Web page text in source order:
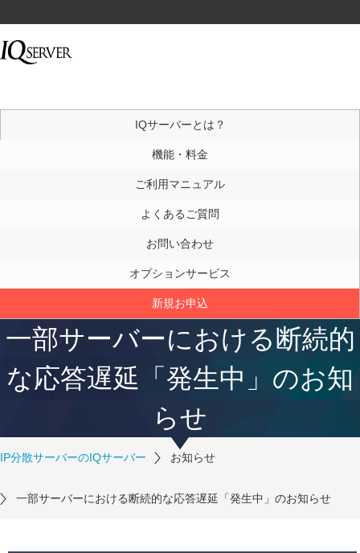
IQサーバーとは？
機能・料金
ご利用マニュアル
よくあるご質問
お問い合わせ
オプションサービス
新規お申込
一部サーバーにおける断続的
な応答遅延「発生中」のお知
らせ
IP分散サーバーのIQサーバー お知らせ
一部サーバーにおける断続的な応答遅延「発生中」のお知らせ